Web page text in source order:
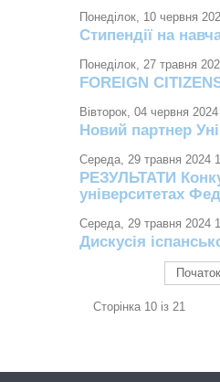
Понеділок, 10 червня
Стипендії на
Понеділок, 27 травня
FOREIGN
Вівторок, 04 червня
Новий партнер
Середа, 29 травня 2024
РЕЗУЛЬТАТИ
університетах
Середа, 29 травня 2024
Дискусія
Початок
Сторінка 10 із 21